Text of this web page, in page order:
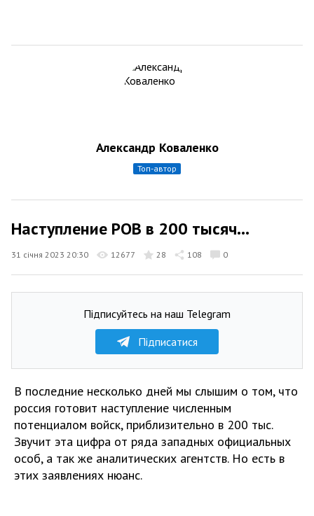
Александр Коваленко
топ-автор
Наступление РОВ в 200 тысяч...
31 січня 2023 20:30 12677 28 108 0
Підписуйтесь на наш Telegram
Підписатися
В последние несколько дней мы слышим о том, что
россия готовит наступление численным
потенциалом войск, приблизительно в 200 тыс.
Звучит эта цифра от ряда западных официальных
особ, а так же аналитических агентств. Но есть в
этих заявлениях нюанс.